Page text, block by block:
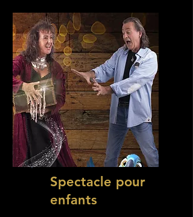
Spectacle pour
enfants